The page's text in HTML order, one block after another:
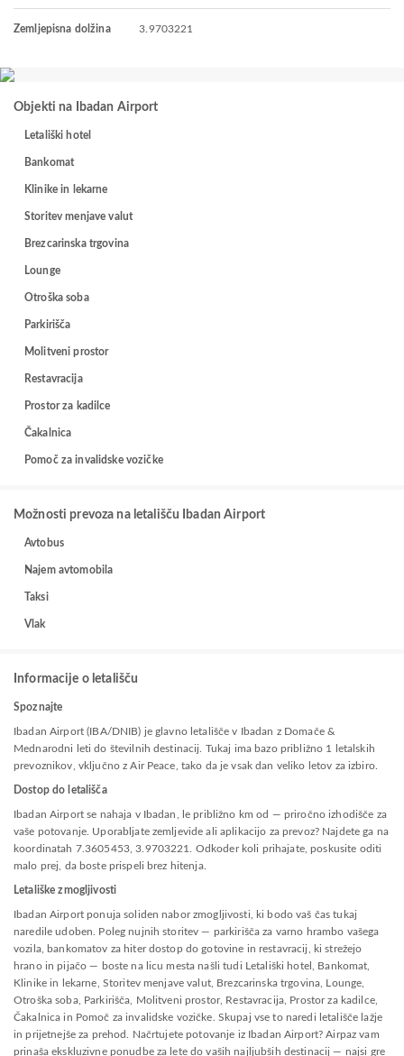
Zemljepisna dolžina 3.9703221
Objekti na Ibadan Airport
Letališki hotel
Bankomat
Klinike in lekarne
Storitev menjave valut
Brezcarinska trgovina
Lounge
Otroška soba
Parkirišča
Molitveni prostor
Restavracija
Prostor za kadilce
Čakalnica
Pomoč za invalidske vozičke
Možnosti prevoza na letališču Ibadan Airport
Avtobus
Najem avtomobila
Taksi
Vlak
Informacije o letališču
Spoznajte
Ibadan Airport (IBA/DNIB) je glavno letališče v Ibadan z Domače &
Mednarodni leti do številnih destinacij. Tukaj ima bazo približno 1 letalskih
prevoznikov, vključno z Air Peace, tako da je vsak dan veliko letov za izbiro.
Dostop do letališča
Ibadan Airport se nahaja v Ibadan, le približno km od — priročno izhodišče za
vaše potovanje. Uporabljate zemljevide ali aplikacijo za prevoz? Najdete ga na
koordinatah 7.3605453, 3.9703221. Odkoder koli prihajate, poskusite oditi
malo prej, da boste prispeli brez hitenja.
Letališke zmogljivosti
Ibadan Airport ponuja soliden nabor zmogljivosti, ki bodo vaš čas tukaj
naredile udoben. Poleg nujnih storitev — parkirišča za varno hrambo vašega
vozila, bankomatov za hiter dostop do gotovine in restavracij, ki strežejo
hrano in pijačo — boste na licu mesta našli tudi Letališki hotel, Bankomat,
Klinike in lekarne, Storitev menjave valut, Brezcarinska trgovina, Lounge,
Otroška soba, Parkirišča, Molitveni prostor, Restavracija, Prostor za kadilce,
Čakalnica in Pomoč za invalidske vozičke. Skupaj vse to naredi letališče lažje
in prijetnejše za prehod. Načrtujete potovanje iz Ibadan Airport? Airpaz vam
prinaša ekskluzivne ponudbe za lete do vaših najljubših destinacij — najsi gre